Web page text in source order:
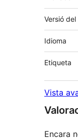
Versió del
Idioma
Etiqueta
Vista
Encara